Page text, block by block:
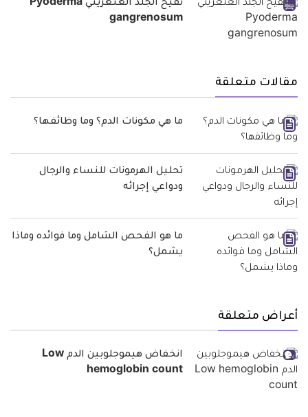
تقيح الجلد الغنغريني Pyoderma
gangrenosum
مقالات متعلقة
ما هي مكونات الدم؟ وما وظائفها؟
تحليل الهرمونات للنساء والرجال
ودواعي إجرائه
ما هو الفحص الشامل وما فوائده وماذا
يشمل؟
أعراض متعلقة
انخفاض هيموجلوبين الدم Low
hemoglobin count